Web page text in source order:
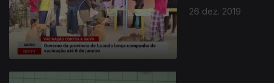
26 dez. 2019